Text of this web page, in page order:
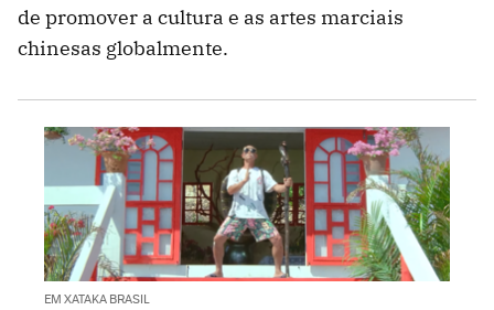
de promover a cultura e as artes marciais
chinesas globalmente.
EM XATAKA BRASIL